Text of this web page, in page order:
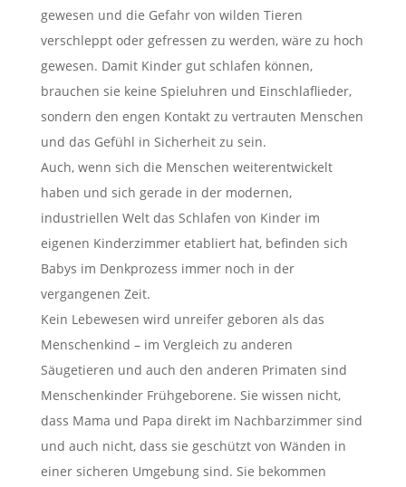
gewesen und die Gefahr von wilden Tieren
verschleppt oder gefressen zu werden, wäre zu hoch
gewesen. Damit Kinder gut schlafen können,
brauchen sie keine Spieluhren und Einschlaflieder,
sondern den engen Kontakt zu vertrauten Menschen
und das Gefühl in Sicherheit zu sein.
Auch, wenn sich die Menschen weiterentwickelt
haben und sich gerade in der modernen,
industriellen Welt das Schlafen von Kinder im
eigenen Kinderzimmer etabliert hat, befinden sich
Babys im Denkprozess immer noch in der
vergangenen Zeit.
Kein Lebewesen wird unreifer geboren als das
Menschenkind – im Vergleich zu anderen
Säugetieren und auch den anderen Primaten sind
Menschenkinder Frühgeborene. Sie wissen nicht,
dass Mama und Papa direkt im Nachbarzimmer sind
und auch nicht, dass sie geschützt von Wänden in
einer sicheren Umgebung sind. Sie bekommen